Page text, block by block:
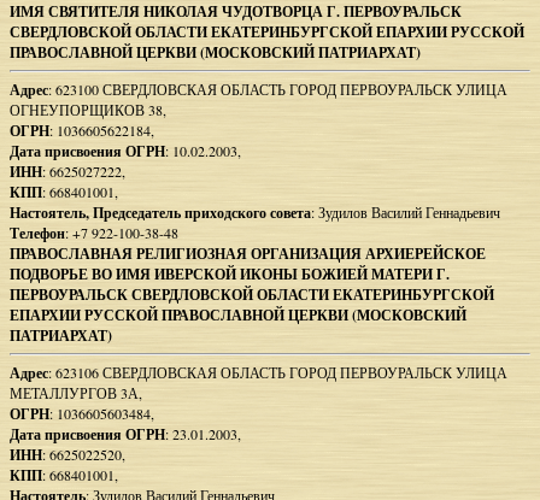
Content
ИМЯ СВЯТИТЕЛЯ НИКОЛАЯ ЧУДОТВОРЦА Г. ПЕРВОУРАЛЬСК
СВЕРДЛОВСКОЙ ОБЛАСТИ ЕКАТЕРИНБУРГСКОЙ ЕПАРХИИ РУССКОЙ
ПРАВОСЛАВНОЙ ЦЕРКВИ (МОСКОВСКИЙ ПАТРИАРХАТ)
Адрес: 623100 СВЕРДЛОВСКАЯ ОБЛАСТЬ ГОРОД ПЕРВОУРАЛЬСК УЛИЦА
ОГНЕУПОРЩИКОВ 38,
ОГРН: 1036605622184,
Дата присвоения ОГРН: 10.02.2003,
ИНН: 6625027222,
КПП: 668401001,
Настоятель, Председатель приходского совета: Зудилов Василий Геннадьевич
Телефон: +7 922-100-38-48
ПРАВОСЛАВНАЯ РЕЛИГИОЗНАЯ ОРГАНИЗАЦИЯ АРХИЕРЕЙСКОЕ
ПОДВОРЬЕ ВО ИМЯ ИВЕРСКОЙ ИКОНЫ БОЖИЕЙ МАТЕРИ Г.
ПЕРВОУРАЛЬСК СВЕРДЛОВСКОЙ ОБЛАСТИ ЕКАТЕРИНБУРГСКОЙ
ЕПАРХИИ РУССКОЙ ПРАВОСЛАВНОЙ ЦЕРКВИ (МОСКОВСКИЙ
ПАТРИАРХАТ)
Адрес: 623106 СВЕРДЛОВСКАЯ ОБЛАСТЬ ГОРОД ПЕРВОУРАЛЬСК УЛИЦА
МЕТАЛЛУРГОВ 3А,
ОГРН: 1036605603484,
Дата присвоения ОГРН: 23.01.2003,
ИНН: 6625022520,
КПП: 668401001,
Настоятель: Зудилов Василий Геннадьевич